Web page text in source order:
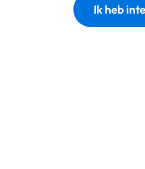
Ik heb
Yonglo
Wie is Yonglo?